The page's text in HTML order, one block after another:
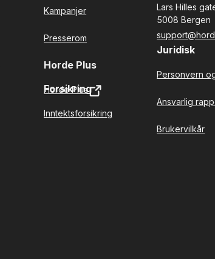
Kampanjer
Presserom
Horde Plus
Horde Plus
Forsikring
Inntektsforsikring
Lars Hilles
5008 Bergen
Juridisk
Personvern
Ansvarlig
Brukervilkår